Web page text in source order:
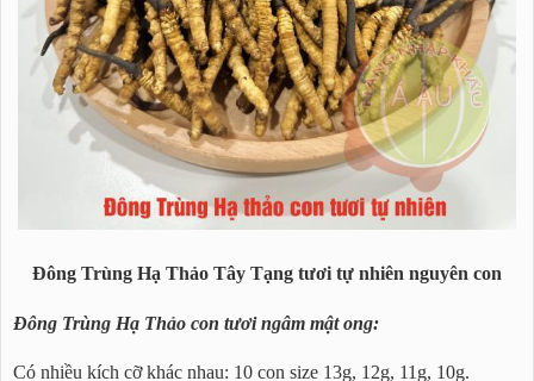
Đông Trùng Hạ Thảo Tây Tạng tươi tự nhiên nguyên con
Đông Trùng Hạ Thảo con tươi ngâm mật ong:
Có nhiều kích cỡ khác nhau: 10 con size 13g, 12g, 11g, 10g.